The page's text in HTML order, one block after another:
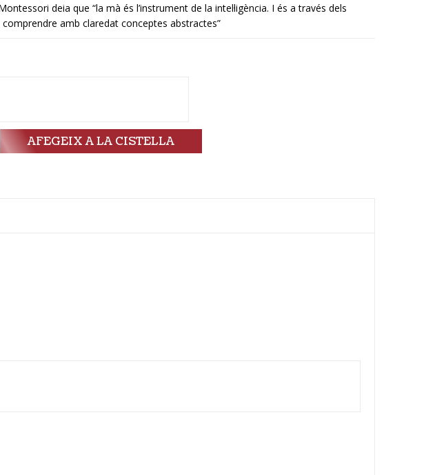
deia que “la mà és l’instrument de la intel·ligència. I és a través dels
amb claredat conceptes abstractes”
AFEGEIX A LA CISTELLA